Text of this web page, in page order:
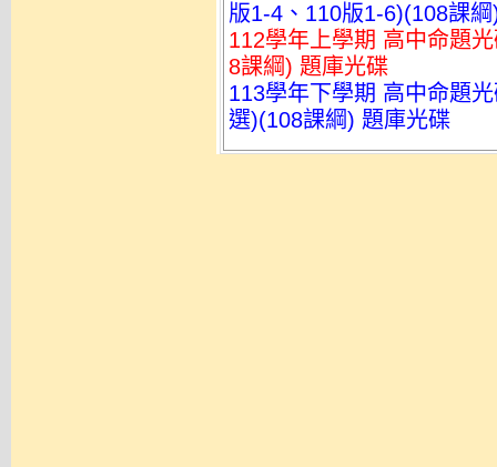
版1-4、110版1-6)(108課
112學年上學期 高中命題
8課綱) 題庫光碟
113學年下學期 高中命題
選)(108課綱) 題庫光碟